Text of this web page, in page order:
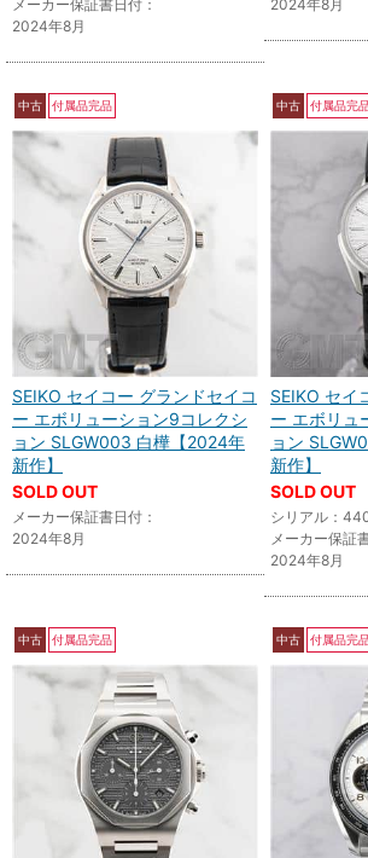
メーカー保証書日付：
2024年8月
2024年8月
中古 付属品完品
SEIKO セイコー グランドセイコ
ー エボリューション9コレクシ
ョン SLGW003 白樺【2024年
新作】
SOLD OUT
メーカー保証書日付：
2024年8月
中古 付属品完
SEIKO セイ
ー エボリュ
ョン
新作】
SOLD OUT
シリアル：
メーカー保証
2024年8月
中古 付属品完品 中古 付属品完